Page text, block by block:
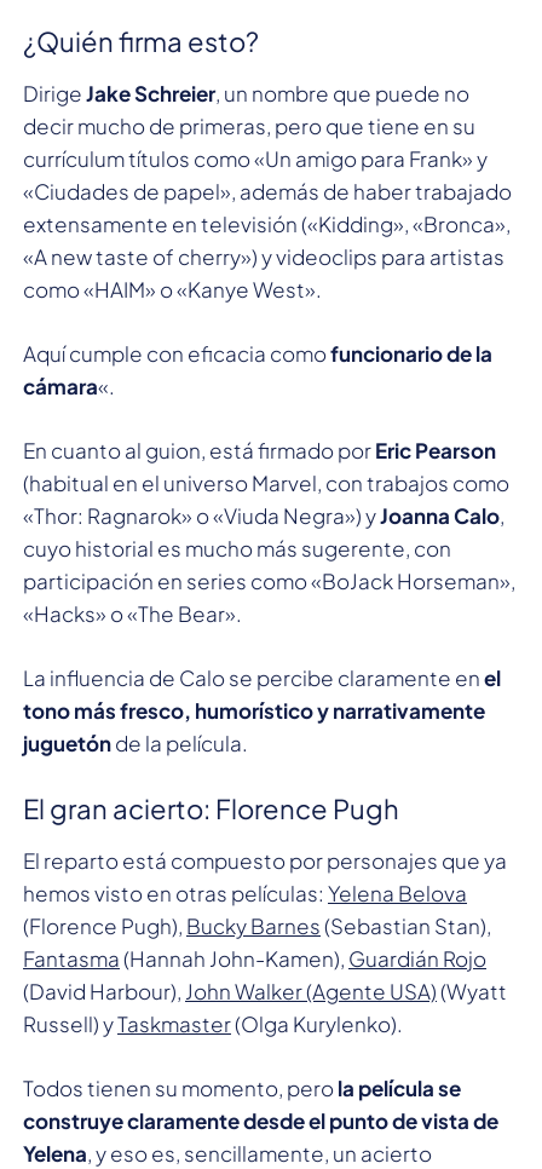
¿Quién firma esto?
DirigeJake Schreier, un nombre que puede no
decir mucho de primeras, pero que tiene en su
currículum títulos como «Un amigo para Frank» y
«Ciudades de papel», además de haber trabajado
extensamente en televisión («Kidding», «Bronca»,
«A new taste of cherry») y videoclips para artistas
como «HAIM» o «Kanye West».
Aquí cumple con eficacia comofuncionario de la
cámara«.
En cuanto al guion, está firmado porEric Pearson
(habitual en el universo Marvel, con trabajos como
«Thor: Ragnarok» o «Viuda Negra») yJoanna Calo,
cuyo historial es mucho más sugerente, con
participación en series como «BoJack Horseman»,
«Hacks» o «The Bear».
La influencia de Calo se percibe claramente enel
tono más fresco, humorístico y narrativamente
juguetónde la película.
El gran acierto: Florence Pugh
El reparto está compuesto por personajes que ya
hemos visto en otras películas: Yelena Belova
(Florence Pugh), Bucky Barnes(Sebastian Stan),
Fantasma(Hannah John-Kamen), Guardián Rojo
(David Harbour), John Walker (Agente USA)(Wyatt
Russell) yTaskmaster(Olga Kurylenko).
Todos tienen su momento, perola película se
construye claramente desde el punto de vista de
Yelena, y eso es, sencillamente, un acierto